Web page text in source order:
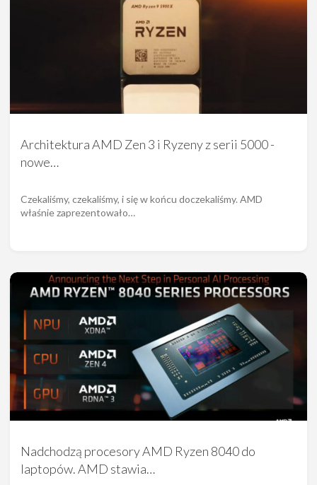
Architektura AMD Zen 3 i Ryzeny z serii 5000 -
nowe…
Czekaliśmy, czekaliśmy, i się w końcu doczekaliśmy. AMD
właśnie zaprezentowało…
Nadchodzą procesory AMD Ryzen 8040 do
laptopów. AMD stawia…